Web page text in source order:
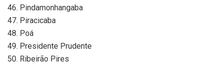
46. Pindamonhangaba
47. Piracicaba
48. Poá
49. Presidente Prudente
50. Ribeirão Pires